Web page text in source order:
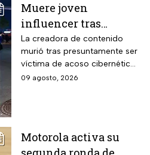
Muere joven
influencer tras
polémica por
ENHYPEN; investigan
cibercasoso
La creadora de contenido
murió tras presuntamente ser
víctima de acoso cibernético
tras un malentendido en un
09 agosto, 2026
Motorola activa su